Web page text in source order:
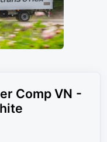
Comp VN -